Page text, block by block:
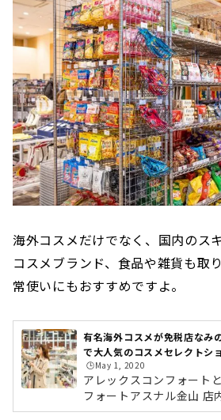
海外コスメだけでなく、国内のス
コスメブランド、食品や雑貨も取
常使いにもおすすめですよ。
有名海外コスメが免税店なみ
で大人気のコスメセレクトシ
🕒️May 1, 2020
アレックスコンフォート
フォートアスナル金山 店内は明るく開放的で、
訪れやすい雰囲気 有名海外コスメがずらり！ア